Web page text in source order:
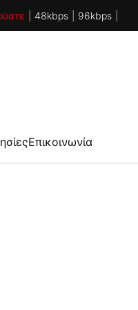
48kbps 96kbps
Επικοινωνία